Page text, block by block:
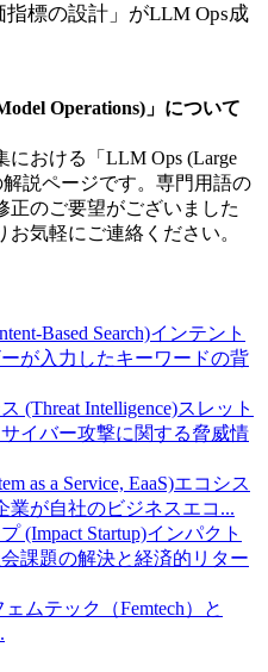
指標の設計」がLLM Ops成
Operations) 」について
における「 LLM Ops (Large
解説ページです。専門用語の
正のご要望がございました
気軽にご連絡ください。
Based Search)インテント
が入力したキーワードの背
(Threat Intelligence)スレット
イバー攻撃に関する脅威情
as a Service, EaaS)エコシス
業が自社のビジネスエコ ...
(Impact Startup)インパクト
課題の解決と経済的リター
ェムテック（Femtech）と